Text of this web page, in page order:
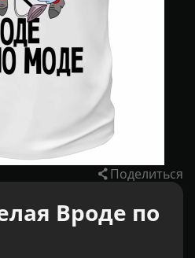
Поделиться
Вроде по